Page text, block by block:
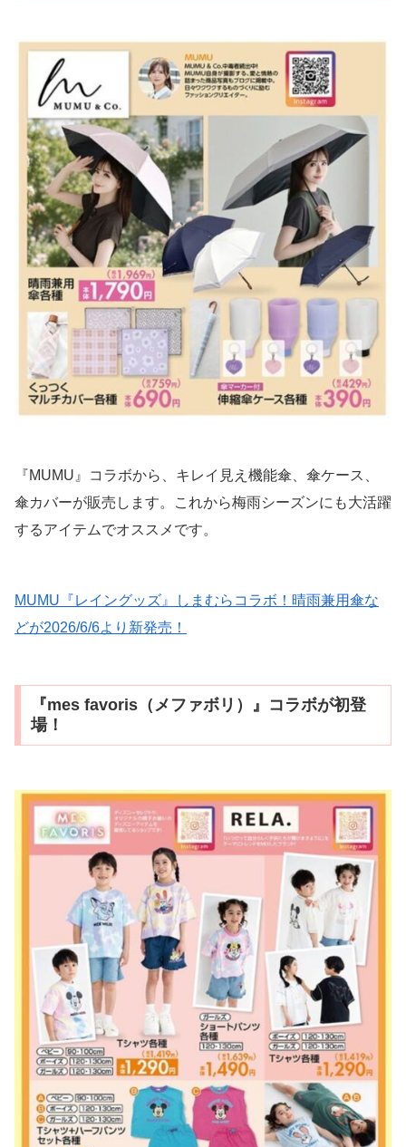
『MUMU』コラボから、キレイ見え機能傘、傘ケース、
傘カバーが販売します。これから梅雨シーズンにも大活躍
するアイテムでオススメです。
MUMU『レイングッズ』しまむらコラボ！晴雨兼用傘な
どが2026/6/6より新発売！
『mes favoris（メファボリ）』コラボが初登
場！